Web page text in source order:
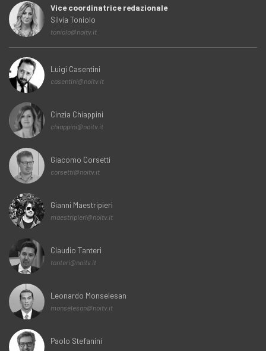
Vice coordinatrice redazionale
Silvia Toniolo
toniolo@noitv.it
Luigi Casentini
casentini@noitv.it
Cinzia Chiappini
chiappini@noitv.it
Giacomo Corsetti
corsetti@noitv.it
Gianni Maestripieri
maestripieri@noitv.it
Claudio Tanteri
tanteri@noitv.it
Leonardo Monselesan
monselesan@noitv.it
Paolo Stefanini